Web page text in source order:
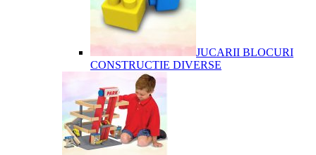
JUCARII BLOCURI
CONSTRUCTIE DIVERSE